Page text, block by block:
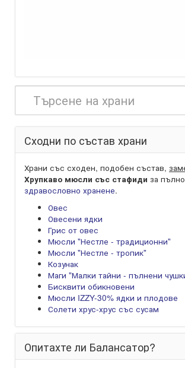
Сходни по състав храни
Храни със сходен, подобен състав,
Хрупкаво мюсли със стафиди за
здравословно хранене.
Овес
Овесени ядки
Грис от овес
Мюсли "Нестле - традиционни"
Мюсли "Нестле - тропик"
Козунак
Маги "Малки тайни - пълнени
Бисквити обикновени
Мюсли IZZY-30% ядки и плодове
Солети хрус-хрус със сусам
Опитахте ли Балансатор?